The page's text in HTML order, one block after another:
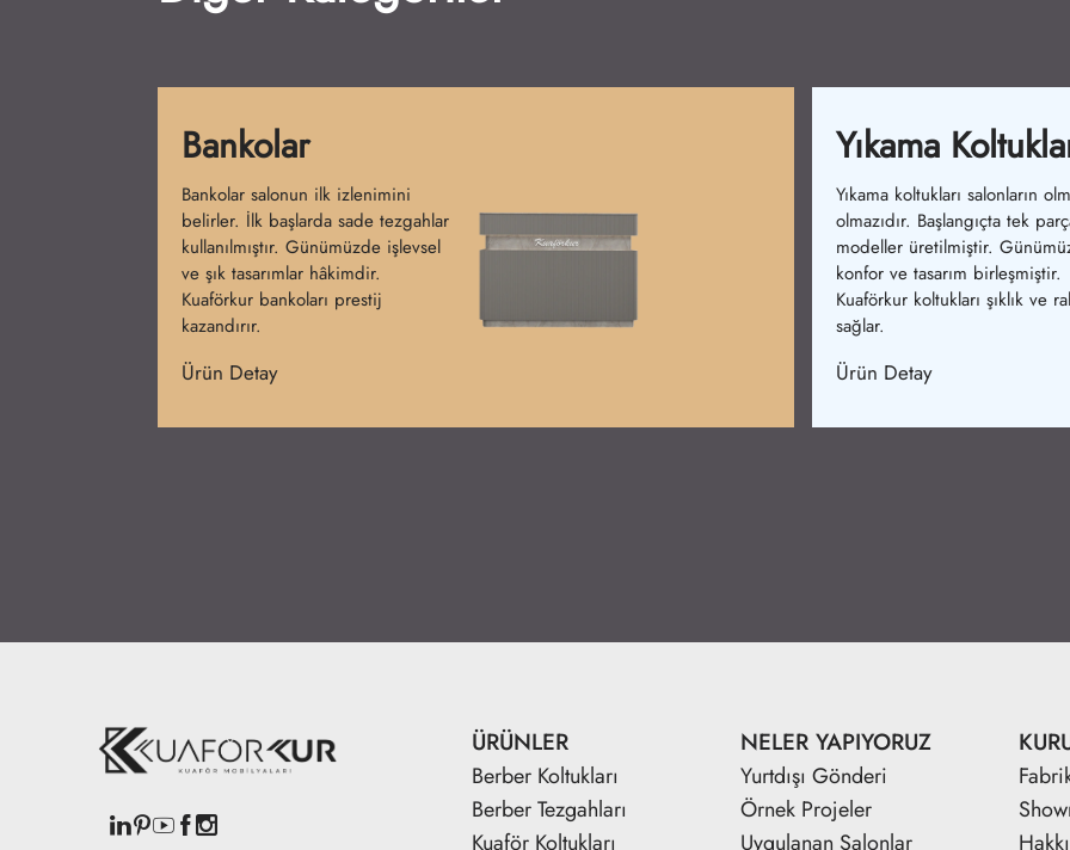
Yıkama Koltukları
Yıkama koltukları salonların olmazsa
olmazıdır. Başlangıçta tek parça
modeller üretilmiştir. Günümüzde
konfor ve tasarım birleşmiştir.
Kuaförkur koltukları şıklık ve rahatlık
sağlar.
Ürün Detay
Bekleme
Bekleme koltuklarımız
artırır. İlk dönemlerde basit
sandalyeler vardı. Şimdi
ve şık modeller mevcuttur.
Ürünlerimiz rahatlık sağlar.
Ürün Detay
ÜRÜNLER
Berber Koltukları
Berber Tezgahları
Kuaför Koltukları
NELER YAPIYORUZ
Yurtdışı Gönderi
Örnek Projeler
Uygulanan Salonlar